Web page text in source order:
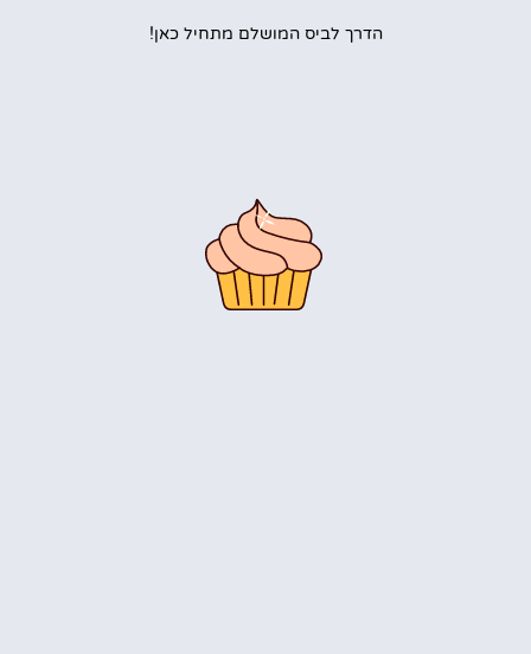
הדרך לביס המושלם מתחיל כאן!